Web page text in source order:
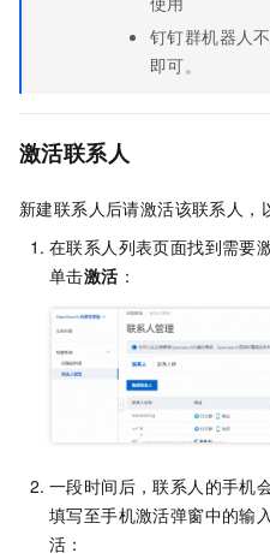
钉钉群机器人
即可。
激活联系人
新建联系人后请激活该联系人，
在联系人列表页面找到需要
单击激活 ：
一段时间后，联系人的手机
填写至手机激活弹窗中的输
活：